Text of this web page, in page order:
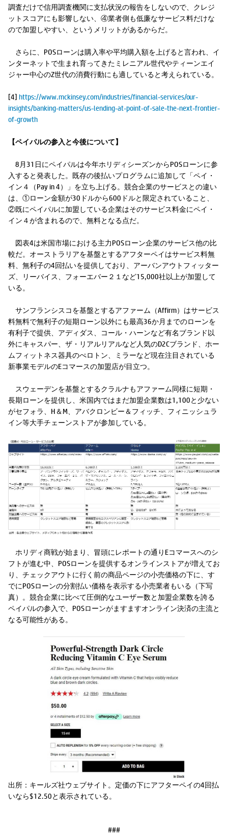
調査だけで信用調査機関に支払状況の報告をしないので、クレジ
ットスコアにも影響しない、④業者側も低廉なサービス料だけな
ので加盟しやすい、というメリットがあるからだ。
さらに、POSローンは購入率や平均購入額を上げると言われ、イ
ンターネットで生まれ育ってきたミレニアル世代やティーンエイ
ジャー中心のZ世代の消費行動にも適していると考えられている。
[4] https://www.mckinsey.com/industries/financial-services/our-
insights/banking-matters/us-lending-at-point-of-sale-the-next-frontier-
of-growth
【ペイパルの参入と今後について】
8月31日にペイパルは今年ホリディシーズンからPOSローンに参
入すると発表した。既存の後払いプログラムに追加して「ペイ・
イン４（Pay in 4）」を立ち上げる。競合企業のサービスとの違い
は、①ローン金額が30ドルから600ドルと限定されていること、
②既にペイパルに加盟している企業はそのサービス料金にペイ・
イン４が含まれるので、無料となる点だ。
図表4は米国市場における主力POSローン企業のサービス他の比
較だ。オーストラリアを基盤とするアフターペイはサービス料無
料、無利子の4回払いを提供しており、アーバンアウトフィッター
ズ、リーバイス、フォーエバー２１など15,000社以上が加盟して
いる。
サンフランシスコを基盤とするアファーム（Affirm）はサービス
料無料で無利子の短期ローン以外にも最高36か月までのローンを
有利子で提供、アディダス、コール・ハーンなど有名ブランド以
外にキャスパー、ザ・リアルリアルなど人気のD2Cブランド、ホー
ムフィットネス器具のぺロトン、ミラーなど現在注目されている
新事業モデルのEコマースの加盟店が目立つ。
スウェーデンを基盤とするクラルナもアファーム同様に短期・
長期ローンを提供し、米国内ではまだ加盟企業数は1,100と少ない
がセフォラ、H＆M、アバクロンビー＆フィッチ、フィニッシュラ
イン等大手チェーンストアが参加している。
ホリディ商戦が始まり、冒頭にレポートの通りEコマースへのシ
フトが進む中、POSローンを提供するオンラインストアが増えてお
り、チェックアウトに行く前の商品ページの小売価格の下に、す
でにPOSローンの分割払い価格を表示する小売業者もいる（下写
真）。競合企業に比べて圧倒的なユーザー数と加盟企業数を誇る
ペイパルの参入で、POSローンがますますオンライン決済の主流と
なる可能性がある。
出所：キールズ社ウェブサイト。定価の下にアフターペイの4回払
いなら$12.50と表示されている。
###